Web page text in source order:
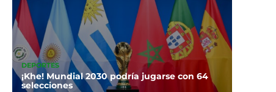
DEPORTES
¡Khe! Mundial 2030 podría jugarse con 64
selecciones